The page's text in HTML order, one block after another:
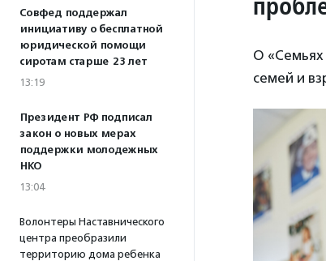
Совфед поддержал
инициативу о бесплатной
юридической помощи
сиротам старше 23 лет
13:19
Президент РФ подписал
закон о новых мерах
поддержки молодежных
НКО
13:04
Волонтеры Наставнического
центра преобразили
территорию дома ребенка
О «Семьях
семей и